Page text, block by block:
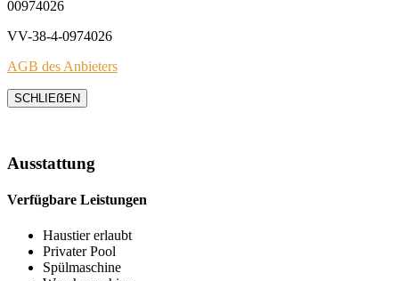
00974026
VV-38-4-0974026
AGB des Anbieters
SCHLIEẞEN
Ausstattung
Verfügbare Leistungen
Haustier erlaubt
Privater Pool
Spülmaschine